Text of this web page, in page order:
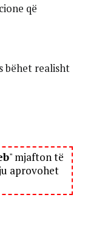
që
bëhet realisht
" mjafton të
aprovohet